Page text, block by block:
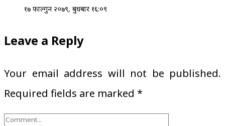
१७ फाल्गुन २०७९, बुधबार १६:०९
Leave a Reply
Your email address will not be published.
Required fields are marked *